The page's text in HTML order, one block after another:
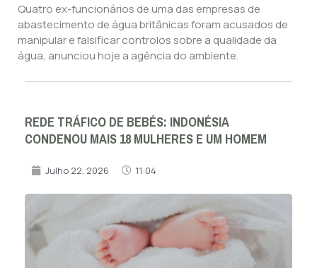
Quatro ex-funcionários de uma das empresas de
abastecimento de água britânicas foram acusados de
manipular e falsificar controlos sobre a qualidade da
água, anunciou hoje a agência do ambiente.
REDE TRÁFICO DE BEBÉS: INDONÉSIA
CONDENOU MAIS 18 MULHERES E UM HOMEM
Julho 22, 2026 11:04